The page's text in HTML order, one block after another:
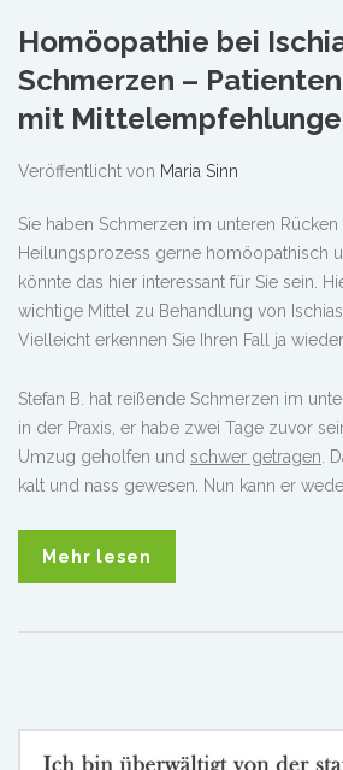
Homöopathie bei
Schmerzen –
mit
Veröffentlicht von Maria Sinn
Sie haben Schmerzen im unteren
Heilungsprozess gerne homöopathisch
könnte das hier interessant für Sie sein.
wichtige Mittel zu Behandlung von
Vielleicht erkennen Sie Ihren Fall ja
Stefan B. hat reißende Schmerzen im
in der Praxis, er habe zwei Tage zuvor
Umzug geholfen und schwer getragen.
kalt und nass gewesen. Nun kann er
Mehr lesen